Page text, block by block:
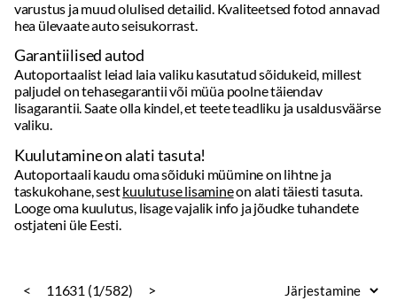
Kuulutamine on alati tasuta!
Autoportaali kaudu oma sõiduki müümine on lihtne ja
Looge oma kuulutus, lisage vajalik info ja jõudke tuhandete
ostjateni üle Eesti.
< 11631 (1/582) >